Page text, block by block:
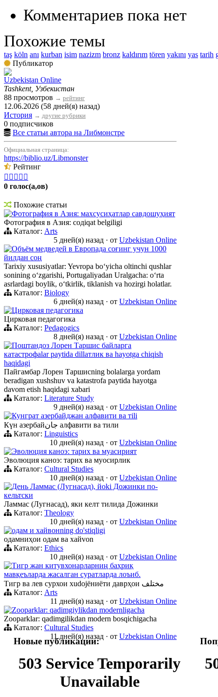
Комментариев пока нет
Похожие темы
taş köln anı kurban isim nazizm bronz kaldırım tören yakını yas tarih
Публикатор
Uzbekistan Online
Tashkent, Узбекистан
88 просмотров → рейтинг
12.06.2026 (58 дней(я) назад)
История → другие рубрики
0 подписчиков
Все статьи автора на Либмонстре
Официальная страница:
https://biblio.uz/Libmonster
Рейтинг
    
0 голос(а,ов)
Похожие статьи
Фотография в Азия: махсусиҳатлар савдошуҳият
Фотография в Азия: содiqat belgiligi
Каталог: Arts
5 дней(я) назад · от Uzbekistan Online
Объём медведей в Европада соғинг учун 1000
йилдан соң
Tarixiy xususiyatlar: Yevropa boʻyicha oltinchi qushlar
sonining oʻzgarishi, Portugaliyadan Uralgacha: oʻrta
asrlardagi boylik, oʻtkirlik, tiklanish va hozirgi holatlar.
Каталог: Biology
6 дней(я) назад · от Uzbekistan Online
Цирковая педагогика
Цирковая педагогика
Каталог: Pedagogics
8 дней(я) назад · от Uzbekistan Online
Поштандоз Лорен Таршис байларга
катастрофalar paytida dillатлик ва hayotga chiqish
haqidagi
Пайгамбар Лорен Таршисning bolalarga yordam
beradigan xushshuv va katastrofa paytida hayotga
davom etish haqidagi xabari
Каталог: Literature Study
9 дней(я) назад · от Uzbekistan Online
Кунграт азербайджан алфавити ва тili
Күн азербайجان алфавити ва тили
Каталог: Linguistics
10 дней(я) назад · от Uzbekistan Online
Эволюция каноэ: тарих ва муасирият
Эволюция каноэ: тарих ва муосирлик
Каталог: Cultural Studies
10 дней(я) назад · от Uzbekistan Online
День Ламмас (Лугнасад), йoki Дожинки по-
кельтски
Ламмас (Лугнасад), яки келт тилида Дожинки
Каталог: Theology
10 дней(я) назад · от Uzbekistan Online
одам и хайвонning do'stiqligi
одамниҳои одам ва хайvon
Каталог: Ethics
10 дней(я) назад · от Uzbekistan Online
Тигр жан китувхонарларниң баҳриқ
мавқеъларда жасалган суратларда лоъиб.
Тигр ва лев сурхои хudojёниёти даврҳои مختلف
Каталог: Arts
11 дней(я) назад · от Uzbekistan Online
Zooparklar: qadimgiylikdan modernligacha
Zooparklar: qadimgilikdan modern bosqichigacha
Каталог: Cultural Studies
11 дней(я) назад · от Uzbekistan Online
Новые публикации:
503 Service Temporarily
Unavailable